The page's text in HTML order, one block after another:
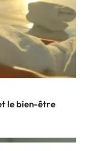
le bien-être